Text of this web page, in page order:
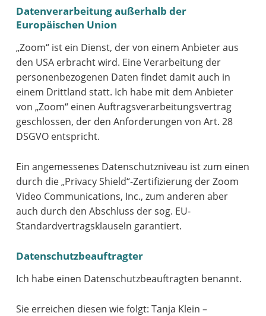
Datenverarbeitung außerhalb der
Europäischen Union
„Zoom“ ist ein Dienst, der von einem Anbieter aus
den USA erbracht wird. Eine Verarbeitung der
personenbezogenen Daten findet damit auch in
einem Drittland statt. Ich habe mit dem Anbieter
von „Zoom“ einen Auftragsverarbeitungsvertrag
geschlossen, der den Anforderungen von Art. 28
DSGVO entspricht.
Ein angemessenes Datenschutzniveau ist zum einen
durch die „Privacy Shield“-Zertifizierung der Zoom
Video Communications, Inc., zum anderen aber
auch durch den Abschluss der sog. EU-
Standardvertragsklauseln garantiert.
Datenschutzbeauftragter
Ich habe einen Datenschutzbeauftragten benannt.
Sie erreichen diesen wie folgt: Tanja Klein –